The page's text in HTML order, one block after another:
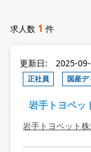
求人数 1 件
更新日: 2025-09-
正社員 国産デ
岩手トヨペ
岩手トヨペット